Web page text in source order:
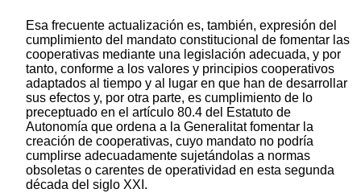
Esa frecuente actualización es, también, expresión del
cumplimiento del mandato constitucional de fomentar las
cooperativas mediante una legislación adecuada, y por
tanto, conforme a los valores y principios cooperativos
adaptados al tiempo y al lugar en que han de desarrollar
sus efectos y, por otra parte, es cumplimiento de lo
preceptuado en el artículo 80.4 del Estatuto de
Autonomía que ordena a la Generalitat fomentar la
creación de cooperativas, cuyo mandato no podría
cumplirse adecuadamente sujetándolas a normas
obsoletas o carentes de operatividad en esta segunda
década del siglo XXI.